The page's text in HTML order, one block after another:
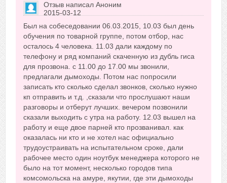
Отзыв написал Аноним
2015-03-12
+17
Сказать друзьям об отзыве
Был на собеседовании 06.03.2015, 10.03 был день
обучения по товарной группе, потом отбор, нас
осталось 4 человека. 11.03 дали каждому по
телефону и ряд компаний скаченную из дубль гиса
для прозвона. с 11.00 до 17.00 мы звонили,
предлагали дымоходы. Потом нас попросили
записать кто сколько сделал звонков, сколько нужно
кп отправить и т.д. ,сказали что прослушают наши
разговоры и отберут лучших. вечером позвонили
сказали выходить с утра на работу. 12.03 вышел на
работу и еще двое парней кто прозванивал. как
оказалась ни кто и не хотел нас официально
трудоустраивать на испытательном сроке, дали
рабочее место один ноутбук менеджера которого не
было на тот момент, несколько городов типа
комсомольска на амуре, якутии, где эти дымоходы